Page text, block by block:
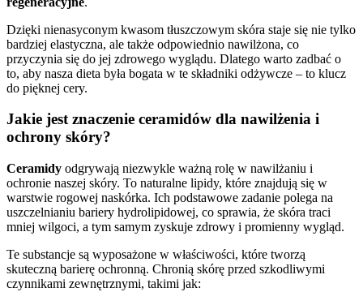
Dzięki nienasyconym kwasom tłuszczowym skóra staje się nie tylko
bardziej elastyczna, ale także odpowiednio nawilżona, co
przyczynia się do jej zdrowego wyglądu. Dlatego warto zadbać o
to, aby nasza dieta była bogata w te składniki odżywcze – to klucz
do pięknej cery.
Jakie jest znaczenie ceramidów dla nawilżenia i
ochrony skóry?
Ceramidy odgrywają niezwykle ważną rolę w nawilżaniu i
ochronie naszej skóry. To naturalne lipidy, które znajdują się w
warstwie rogowej naskórka. Ich podstawowe zadanie polega na
uszczelnianiu bariery hydrolipidowej, co sprawia, że skóra traci
mniej wilgoci, a tym samym zyskuje zdrowy i promienny wygląd.
Te substancje są wyposażone w właściwości, które tworzą
skuteczną barierę ochronną. Chronią skórę przed szkodliwymi
czynnikami zewnętrznymi, takimi jak: